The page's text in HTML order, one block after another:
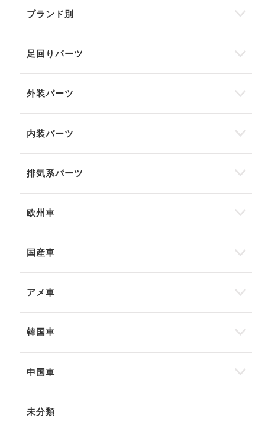
ブランド別
足回りパーツ
外装パーツ
内装パーツ
排気系パーツ
欧州車
国産車
アメ車
韓国車
中国車
未分類